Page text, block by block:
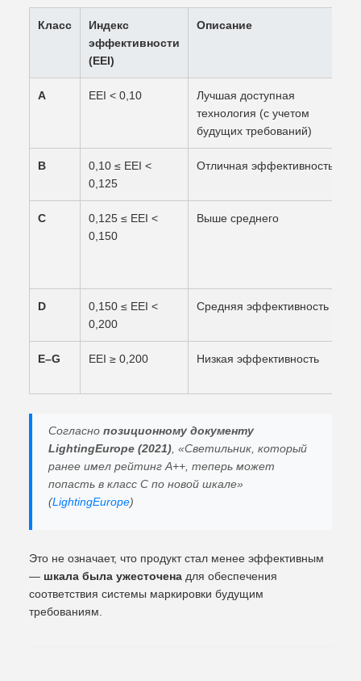
Класс
Индекс
эффективности
(EEI)
Описание
A EEI < 0,10
Лучшая доступная
технология (с учетом
будущих требований)
B
0,10 ≤ EEI <
0,125
Отличная эффективность
C
0,125 ≤ EEI <
0,150
Выше среднего
D
0,150 ≤ EEI <
0,200
Средняя эффективность
E–G EEI ≥ 0,200 Низкая эффективность
Согласно позиционному документу
LightingEurope (2021) , «Светильник, который
ранее имел рейтинг A++, теперь может
попасть в класс C по новой шкале»
(LightingEurope)
Это не означает, что продукт стал менее эффективным
— шкала была ужесточена для обеспечения
соответствия системы маркировки будущим
требованиям.